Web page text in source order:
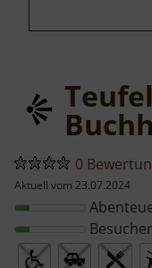
0
Aktuell vom 23.07.2024